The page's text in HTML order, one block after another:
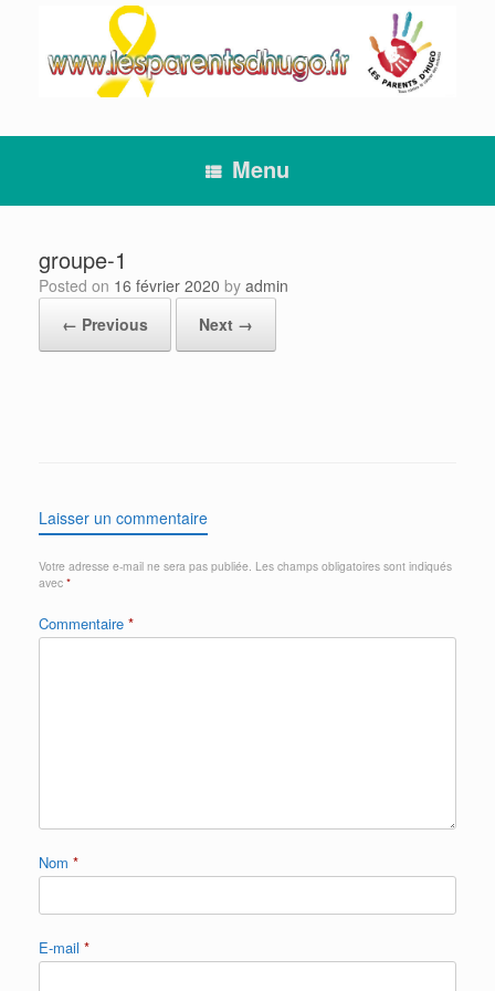
Menu
groupe-1
Posted on 16 février 2020 by admin
← Previous
Next →
Laisser un commentaire
Votre adresse e-mail ne sera pas publiée. Les champs obligatoires sont indiqués
avec *
Commentaire *
Nom *
E-mail *